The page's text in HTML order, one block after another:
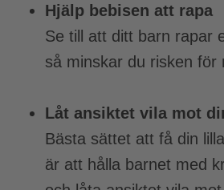
Hjälp bebisen att rapa
Se till att ditt barn rapar
så minskar du risken för
Låt ansiktet vila mot
Bästa sättet att få din
är att hålla barnet med